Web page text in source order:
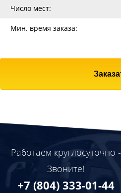
Число мест:
Мин. время заказа:
Работаем круглосуточно -
Звоните!
+7 (804) 333-01-44